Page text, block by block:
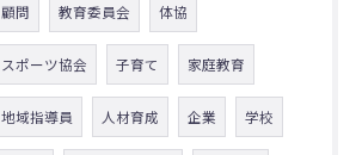
顧問 教育委員会 体協
スポーツ協会 子育て 家庭教育
地域指導員 人材育成 企業 学校